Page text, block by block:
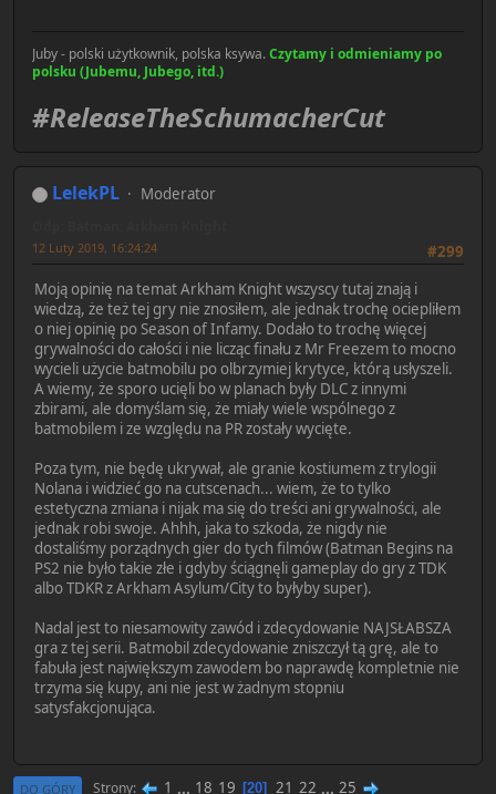
Juby - polski użytkownik, polska ksywa.Czytamy i odmieniamy po
polsku (Jubemu, Jubego, itd.)
#ReleaseTheSchumacherCut
LelekPL Moderator
#299
12 Luty 2019, 16:24:24
Moją opinię na temat Arkham Knight wszyscy tutaj znają i
wiedzą, że też tej gry nie znosiłem, ale jednak trochę ociepliłem
o niej opinię po Season of Infamy. Dodało to trochę więcej
grywalności do całości i nie licząc finału z Mr Freezem to mocno
wycieli użycie batmobilu po olbrzymiej krytyce, którą usłyszeli.
A wiemy, że sporo ucięli bo w planach były DLC z innymi
zbirami, ale domyślam się, że miały wiele wspólnego z
batmobilem i ze względu na PR zostały wycięte.
Poza tym, nie będę ukrywał, ale granie kostiumem z trylogii
Nolana i widzieć go na cutscenach... wiem, że to tylko
estetyczna zmiana i nijak ma się do treści ani grywalności, ale
jednak robi swoje. Ahhh, jaka to szkoda, że nigdy nie
dostaliśmy porządnych gier do tych filmów (Batman Begins na
PS2 nie było takie złe i gdyby ściągnęli gameplay do gry z TDK
albo TDKR z Arkham Asylum/City to byłyby super).
Nadal jest to niesamowity zawód i zdecydowanie NAJSŁABSZA
gra z tej serii. Batmobil zdecydowanie zniszczył tą grę, ale to
fabuła jest największym zawodem bo naprawdę kompletnie nie
trzyma się kupy, ani nie jest w żadnym stopniu
satysfakcjonująca.
DO GÓRY Strony 1 ... 18 19 20 21 22 ... 25